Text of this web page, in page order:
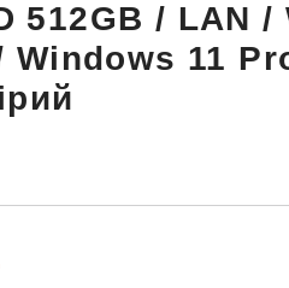
512GB / LAN /
11